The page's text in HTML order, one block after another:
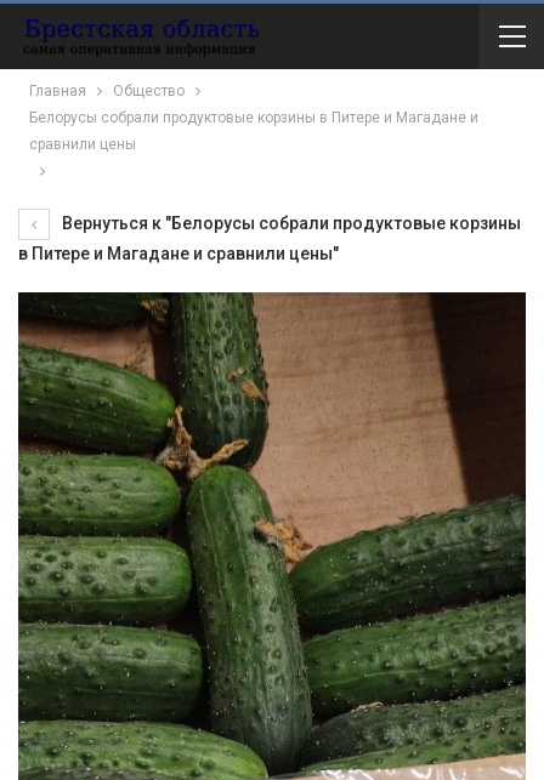
Главная
Общество
Белорусы собрали продуктовые корзины в Питере и Магадане и
сравнили цены
Вернуться к "Белорусы собрали продуктовые корзины
в Питере и Магадане и сравнили цены"